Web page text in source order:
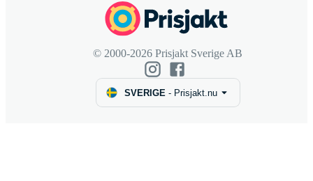
© 2000-2026 Prisjakt Sverige AB
SVERIGE - Prisjakt.nu